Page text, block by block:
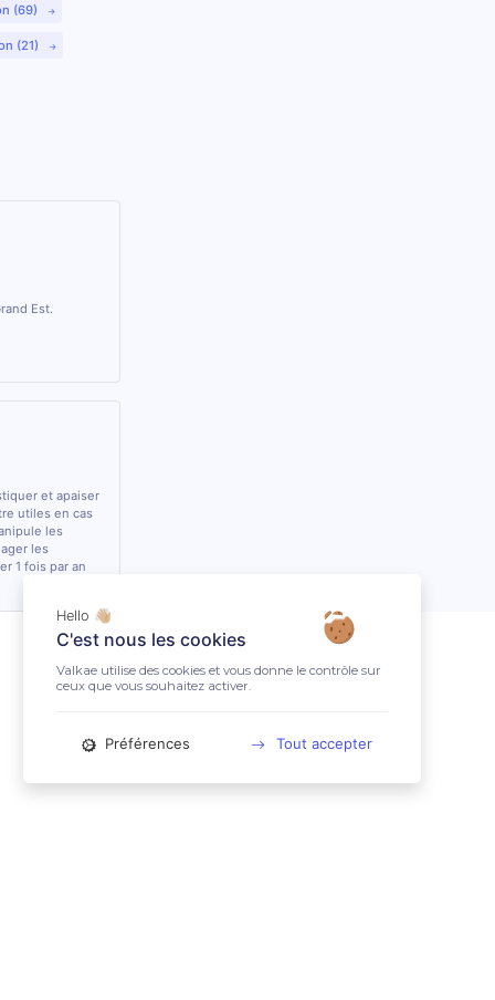
(69)
(21)
Est.
et apaiser
utiles en cas
les
les
1 fois par an
Hello 👋🏼
C'est nous les cookies
Valkae utilise des cookies et vous donne le contrôle sur
ceux que vous souhaitez activer.
Préférences Tout accepter